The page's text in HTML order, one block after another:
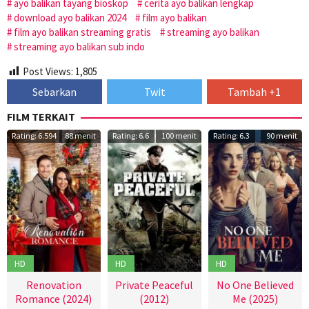
ayo balikan tayang bioskop
cerita ayo balikan lengkap
download ayo balikan 2024
film ayo balikan
film ayo balikan streaming gratis
streaming ayo balikan
streaming ayo balikan sub indo
Post Views: 1,805
Sebarkan Twit
Tambah +1
FILM TERKAIT
Rating: 6.594 88 menit
HD
Renovation
Romance (2024)
Rating: 6.6 100 menit
HD
Private Peaceful
(2012)
Rating: 6.3 90 menit
HD
No One Believed
Me (2025)